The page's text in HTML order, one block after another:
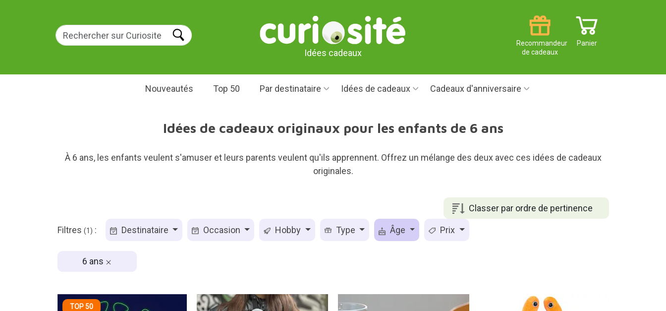
Idées cadeaux
Panier
Recommandeur
de cadeaux
Nouveautés Top 50 Par destinataire Idées de cadeaux Cadeaux d'anniversaire
Idées de cadeaux originaux pour les enfants de 6 ans
À 6 ans, les enfants veulent s'amuser et leurs parents veulent qu'ils apprennent. Offrez un mélange des deux avec ces idées de cadeaux
originales.
Classer par ordre de pertinence
Filtres (1) : Destinataire Occasion Hobby Type Âge Prix
6 ans
TOP 50